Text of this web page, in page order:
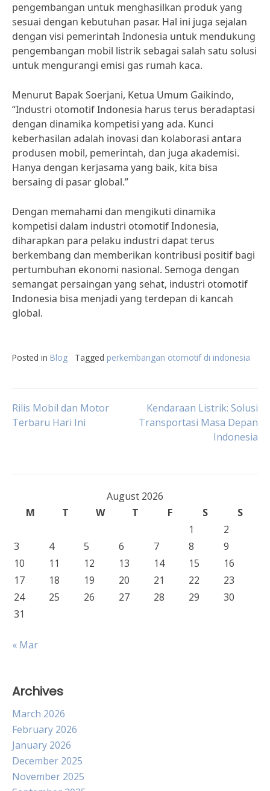
pengembangan untuk menghasilkan produk yang
sesuai dengan kebutuhan pasar. Hal ini juga sejalan
dengan visi pemerintah Indonesia untuk mendukung
pengembangan mobil listrik sebagai salah satu solusi
untuk mengurangi emisi gas rumah kaca.
Menurut Bapak Soerjani, Ketua Umum Gaikindo,
“Industri otomotif Indonesia harus terus beradaptasi
dengan dinamika kompetisi yang ada. Kunci
keberhasilan adalah inovasi dan kolaborasi antara
produsen mobil, pemerintah, dan juga akademisi.
Hanya dengan kerjasama yang baik, kita bisa
bersaing di pasar global.”
Dengan memahami dan mengikuti dinamika
kompetisi dalam industri otomotif Indonesia,
diharapkan para pelaku industri dapat terus
berkembang dan memberikan kontribusi positif bagi
pertumbuhan ekonomi nasional. Semoga dengan
semangat persaingan yang sehat, industri otomotif
Indonesia bisa menjadi yang terdepan di kancah
global.
Posted in Blog Tagged perkembangan otomotif di indonesia
Post
Rilis Mobil dan Motor
Terbaru Hari Ini
Kendaraan Listrik: Solusi
Transportasi Masa Depan
Indonesia
August 2026
M
T W T F S
S
1
2
3
4 5 6 7 8
9
10
11 12 13 14 15
16
17
18 19 20 21 22
23
24
25 26 27 28 29
30
31
« Mar
Archives
March 2026
February 2026
January 2026
December 2025
November 2025